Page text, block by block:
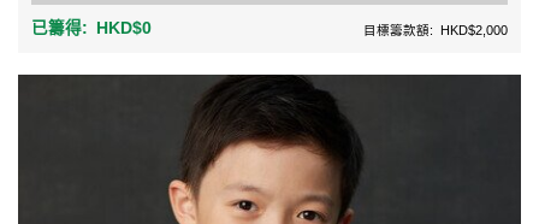
已籌得: HKD$0 目標籌款額: HKD$2,000